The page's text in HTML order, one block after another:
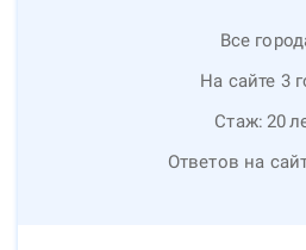
Все
На сайте 3
Стаж: 20
Ответов на